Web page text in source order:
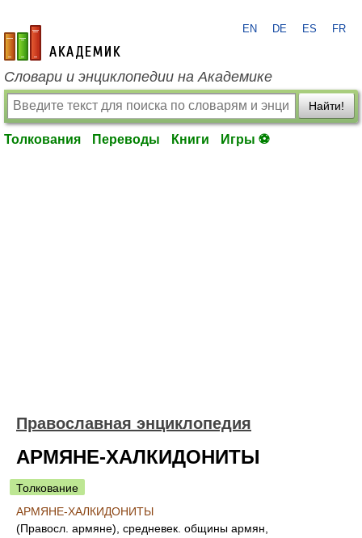
academic.ru
EN DE ES FR
Словари и энциклопедии на Академике
Найти!
Толкования Переводы Книги Игры ⚽
Православная энциклопедия
АРМЯНЕ-ХАЛКИДОНИТЫ
Толкование
АРМЯНЕ-ХАЛКИДОНИТЫ
(Правосл. армяне), средневек. общины армян,